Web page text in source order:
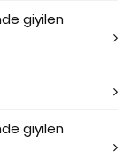
giyilen
giyilen